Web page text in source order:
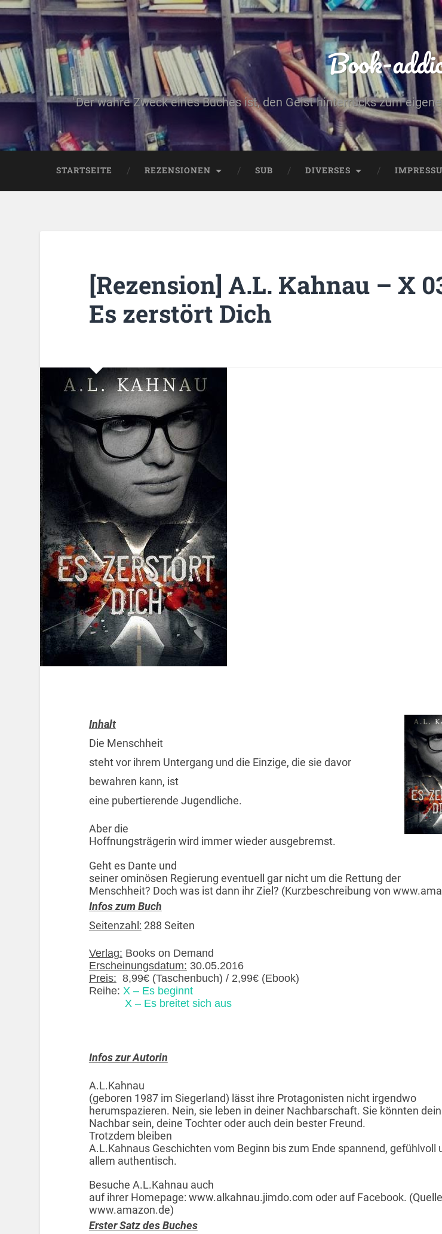
Book-
"Der wahre Zweck eines Buches ist, den Geist hinterrücks zum
STARTSEITE REZENSIONEN SUB DIVERSES
[Rezension] A.L. Kahnau – X
Es zerstört Dich
Inhalt
Die Menschheit
steht vor ihrem Untergang und die Einzige, die sie davor
bewahren kann, ist
eine pubertierende Jugendliche.
Aber die
Hoffnungsträgerin wird immer wieder ausgebremst.
Geht es Dante und
seiner ominösen Regierung eventuell gar nicht um die Rettung der
Menschheit? Doch was ist dann ihr Ziel? (Kurzbeschreibung von
Infos zum Buch
Seitenzahl: 288 Seiten
Verlag: Books on Demand
Erscheinungsdatum: 30.05.2016
Preis: 8,99€ (Taschenbuch) / 2,99€ (Ebook)
Reihe: X – Es beginnt
X – Es breitet sich aus
Infos zur Autorin
A.L.Kahnau
(geboren 1987 im Siegerland) lässt ihre Protagonisten nicht irgendwo
herumspazieren. Nein, sie leben in deiner Nachbarschaft. Sie könnten dein
Nachbar sein, deine Tochter oder auch dein bester Freund.
Trotzdem bleiben
A.L.Kahnaus Geschichten vom Beginn bis zum Ende spannend, gefühlvoll
allem authentisch.
Besuche A.L.Kahnau auch
auf ihrer Homepage: www.alkahnau.jimdo.com oder auf Facebook.
www.amazon.de)
Erster Satz des Buches